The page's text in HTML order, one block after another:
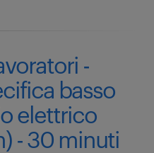
-
basso
elettrico
- 30 minuti